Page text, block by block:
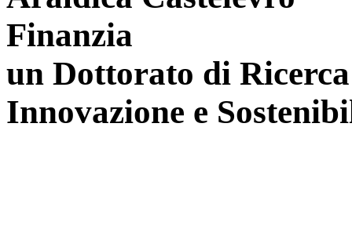
Finanzia
un Dottorato di
Innovazione e